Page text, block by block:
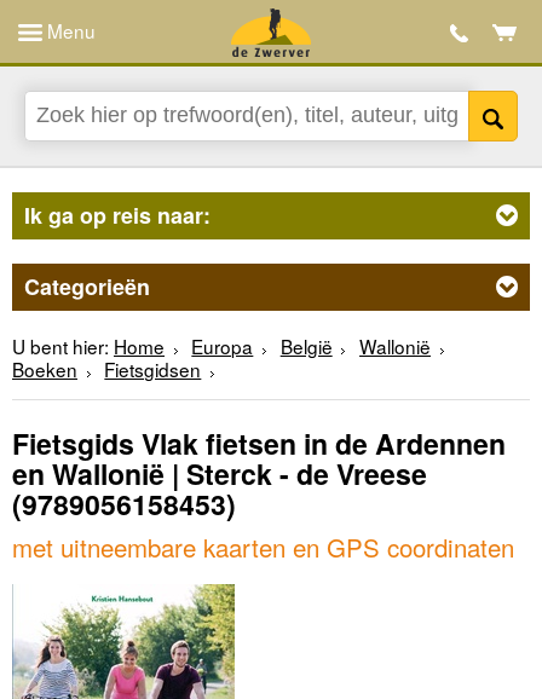
Menu
Ik ga op reis naar:
Categorieën
U bent hier: Home Europa België
Wallonië
Boeken
Fietsgidsen
Fietsgids Vlak fietsen in de Ardennen
en Wallonië | Sterck - de Vreese
(9789056158453)
met uitneembare kaarten en GPS coordinaten